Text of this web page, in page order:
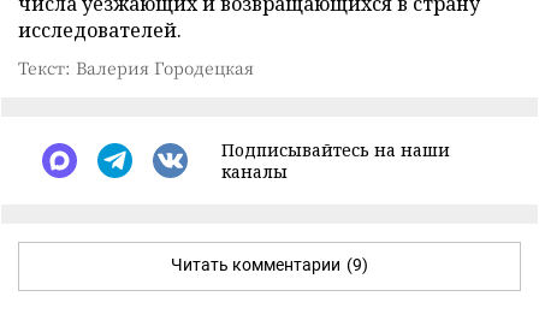
исследователей.
Текст: Валерия Городецкая
Подписывайтесь на наши
каналы
Читать комментарии (9)